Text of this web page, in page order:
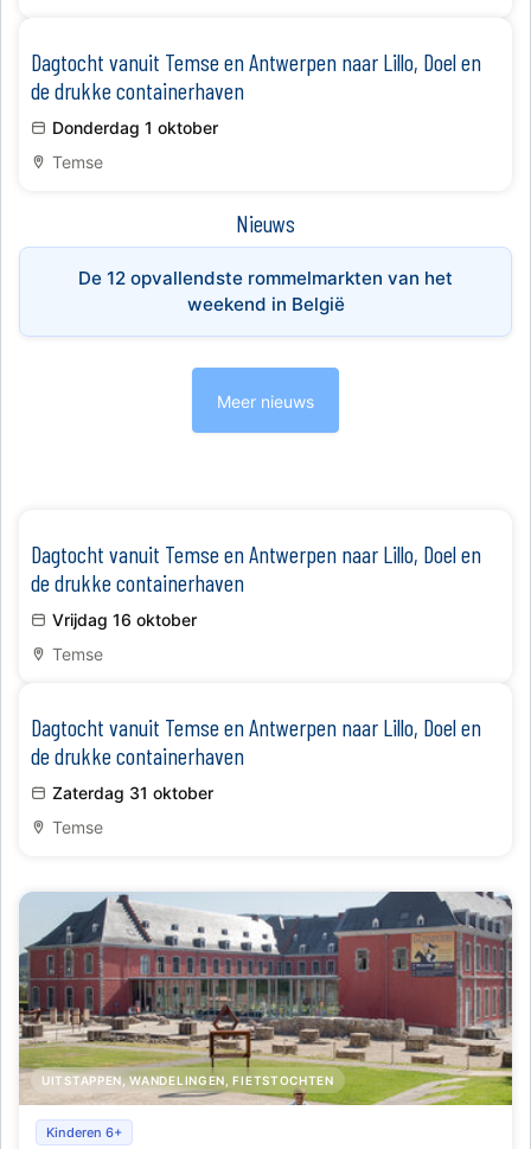
​Dagtocht vanuit Temse en Antwerpen naar Lillo, Doel en
de drukke containerhaven
Donderdag 1 oktober
Temse
Nieuws
De 12 opvallendste rommelmarkten van het
weekend in België
Meer nieuws
​Dagtocht vanuit Temse en Antwerpen naar Lillo, Doel en
de drukke containerhaven
Vrijdag 16 oktober
Temse
​Dagtocht vanuit Temse en Antwerpen naar Lillo, Doel en
de drukke containerhaven
Zaterdag 31 oktober
Temse
UITSTAPPEN, WANDELINGEN, FIETSTOCHTEN
Rondleiding door Stavelot
Kinderen 6+